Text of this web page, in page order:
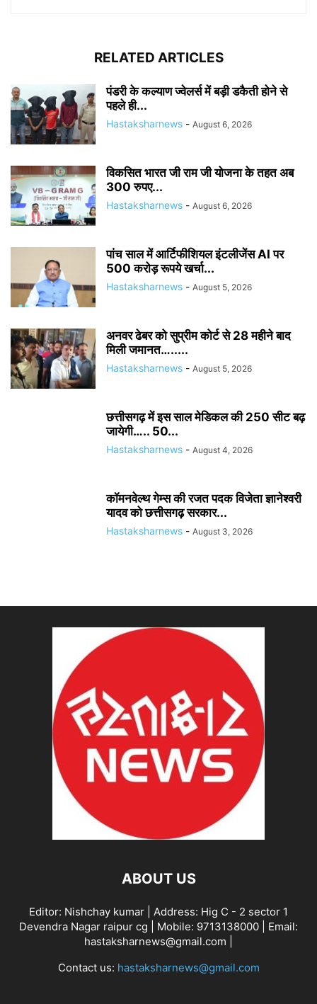
RELATED ARTICLES
पंडरी के कल्याण ज्वेलर्स में बड़ी डकैती होने से
पहले ही...
Hastaksharnews - August 6, 2026
विकसित भारत जी राम जी योजना के तहत अब
300 रुपए...
Hastaksharnews - August 6, 2026
पांच साल में आर्टिफीशियल इंटलीजेंस AI पर
500 करोड़ रूपये खर्चा...
Hastaksharnews - August 5, 2026
अनवर ढेबर को सुप्रीम कोर्ट से 28 महीने बाद
मिली जमानत….....
Hastaksharnews - August 5, 2026
छत्तीसगढ़ में इस साल मेडिकल की 250 सीट बढ़
जायेगी….. 50...
Hastaksharnews - August 4, 2026
कॉमनवेल्थ गेम्स की रजत पदक विजेता ज्ञानेश्वरी
यादव को छत्तीसगढ़ सरकार...
Hastaksharnews - August 3, 2026
ABOUT US
Editor: Nishchay kumar | Address: Hig C - 2 sector 1
Devendra Nagar raipur cg | Mobile: 9713138000 | Email:
hastaksharnews@gmail.com |
Contact us: hastaksharnews@gmail.com